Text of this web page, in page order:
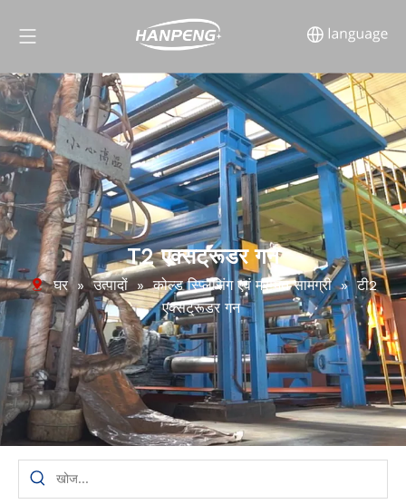
T2 एक्सट्रूडर गन
घर » उत्पादों » कोल्ड स्प्लिसिंग एवं मरम्मत सामग्री » टी2
एक्सट्रूडर गन